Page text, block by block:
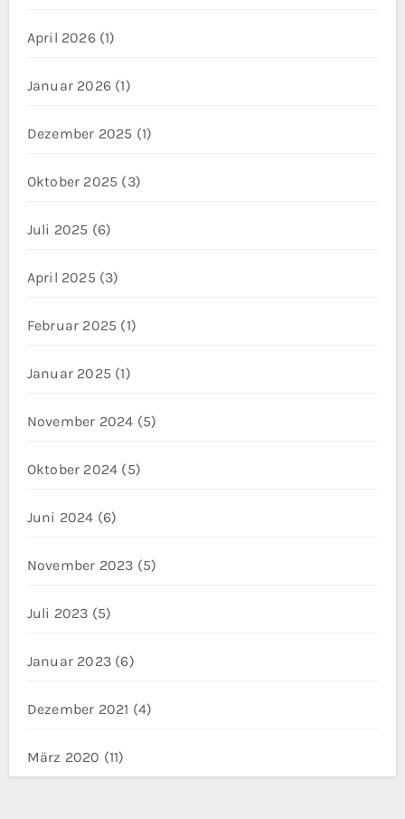
April 2026(1)
Januar 2026(1)
Dezember 2025 (1)
Oktober 2025 (3)
Juli 2025 (6)
April 2025 (3)
Februar 2025 (1)
Januar 2025 (1)
November 2024 (5)
Oktober 2024 (5)
Juni 2024 (6)
November 2023 (5)
Juli 2023 (5)
Januar 2023(6)
Dezember 2021 (4)
März 2020 (11)